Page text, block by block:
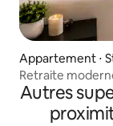
Appartement ⋅
Retraite
Autres